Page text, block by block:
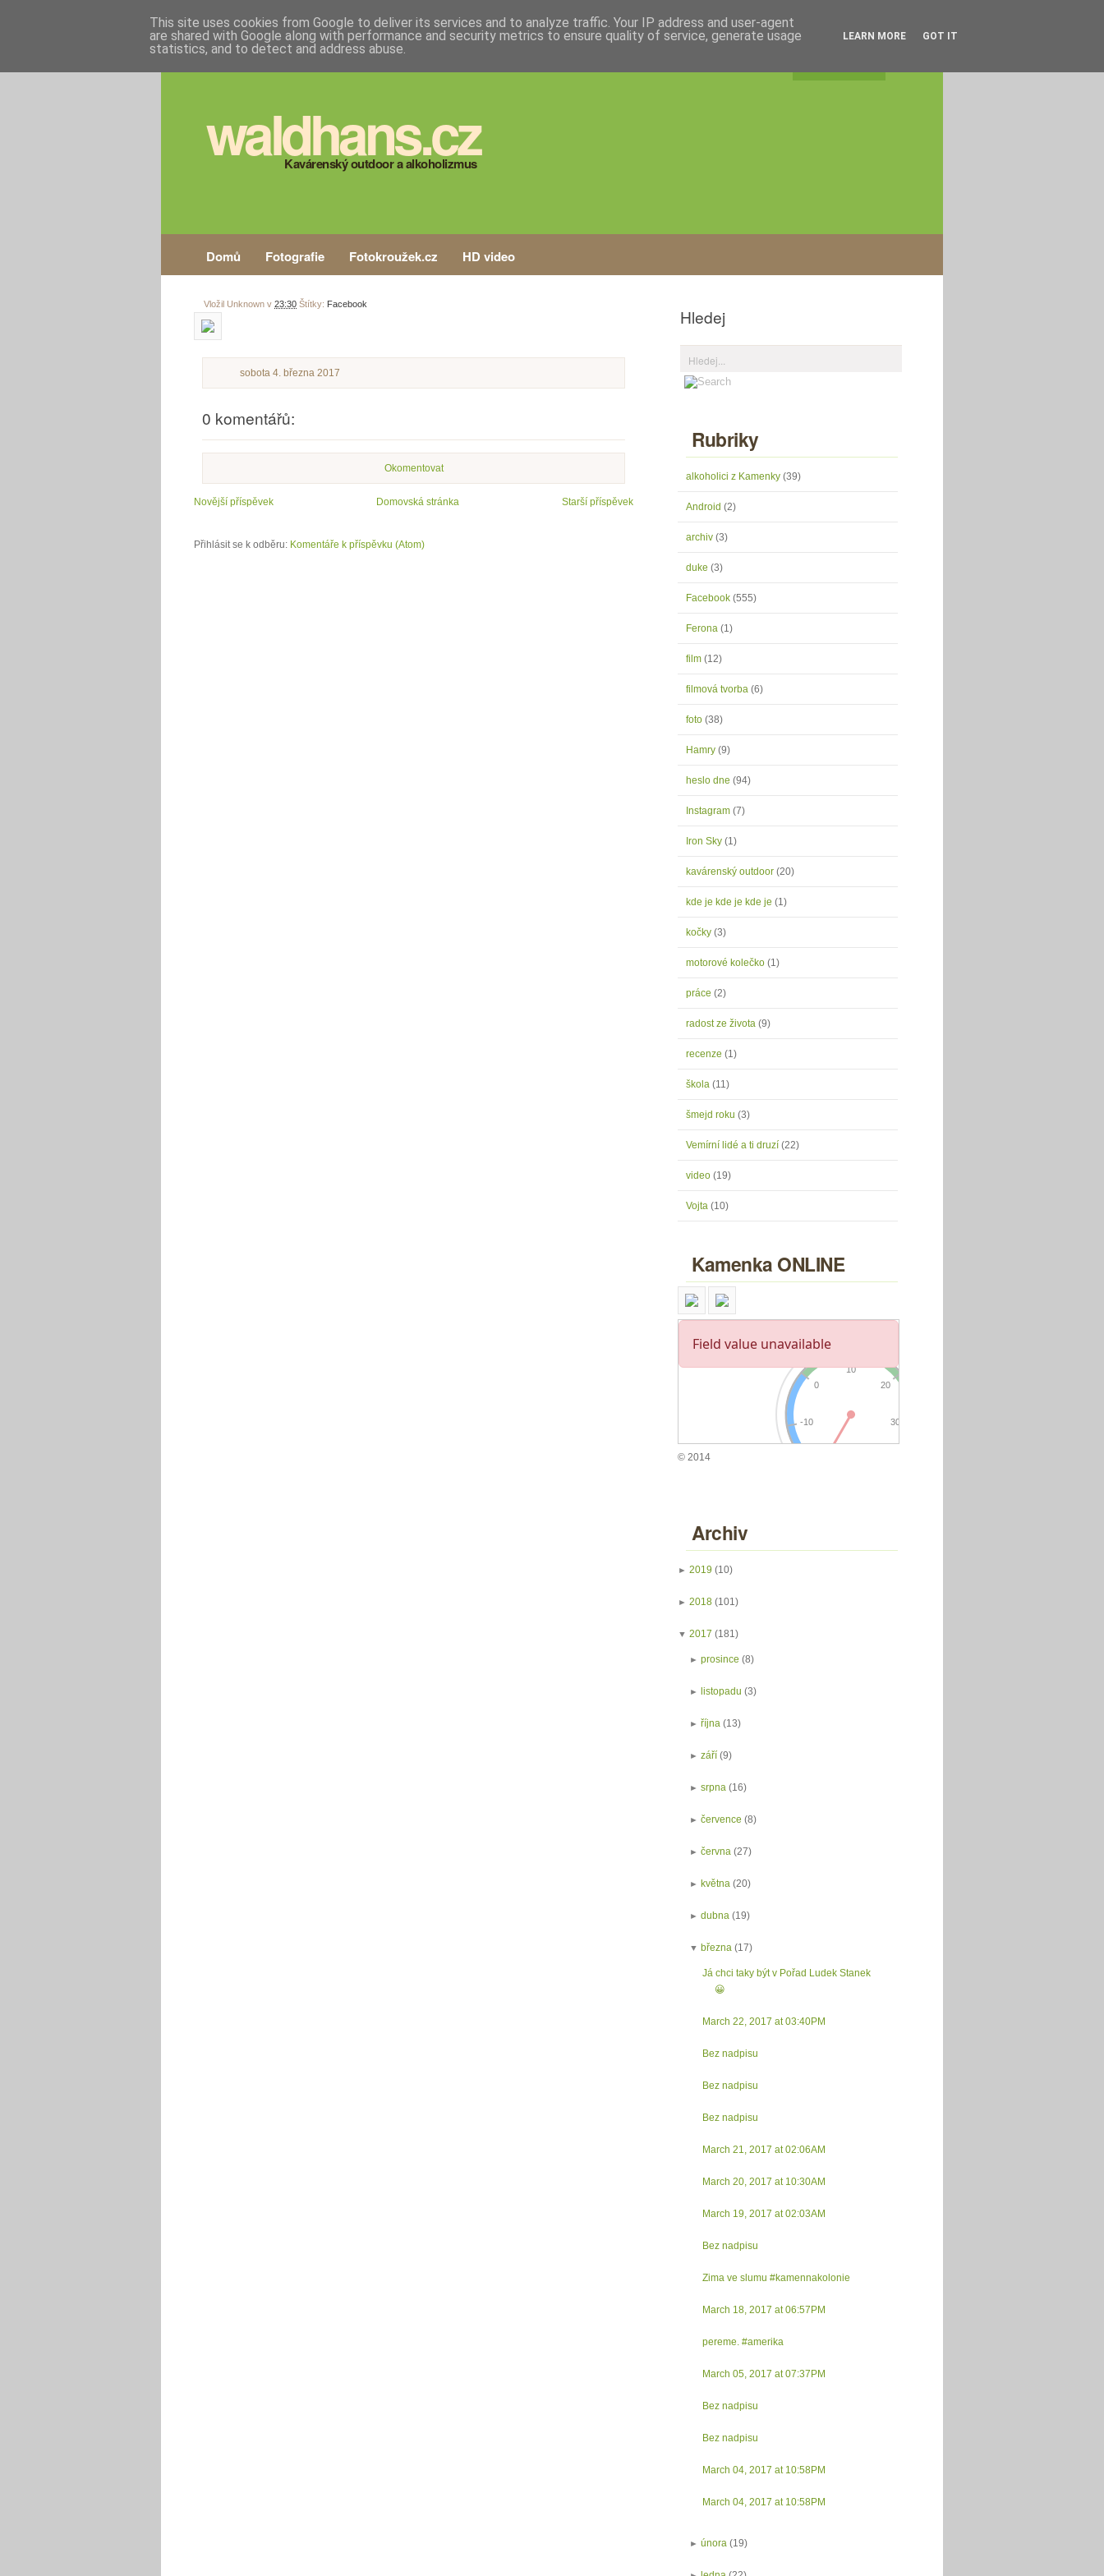
waldhans.cz
Kavárenský outdoor a alkoholizmus
Domů Fotografie Fotokroužek.cz HD video
Vložil Unknown v 23:30 Štítky: Facebook
sobota 4. března 2017
0 komentářů:
Okomentovat
Novější příspěvek Starší příspěvek
Domovská stránka
Přihlásit se k odběru: Komentáře k příspěvku (Atom)
Hledej
Rubriky
alkoholici z Kamenky (39)
Android (2)
archiv (3)
duke (3)
Facebook (555)
Ferona (1)
film (12)
filmová tvorba (6)
foto (38)
Hamry (9)
heslo dne (94)
Instagram (7)
Iron Sky (1)
kavárenský outdoor (20)
kde je kde je kde je (1)
kočky (3)
motorové kolečko (1)
práce (2)
radost ze života (9)
recenze (1)
škola (11)
šmejd roku (3)
Vemírní lidé a ti druzí (22)
video (19)
Vojta (10)
Kamenka ONLINE
© 2014
Archiv
► 2019 (10)
► 2018 (101)
▼ 2017 (181)
►prosince (8)
►listopadu (3)
►října (13)
►září (9)
►srpna (16)
►července (8)
►června (27)
►května (20)
►dubna (19)
▼března (17)
Já chci taky být v Pořad Ludek Stanek
😀
March 22, 2017 at 03:40PM
Bez nadpisu
Bez nadpisu
Bez nadpisu
March 21, 2017 at 02:06AM
March 20, 2017 at 10:30AM
March 19, 2017 at 02:03AM
Bez nadpisu
Zima ve slumu #kamennakolonie
March 18, 2017 at 06:57PM
pereme. #amerika
March 05, 2017 at 07:37PM
Bez nadpisu
Bez nadpisu
March 04, 2017 at 10:58PM
March 04, 2017 at 10:58PM
►února (19)
This site uses cookies from Google to deliver its services and to analyze traffic. Your IP address and user-agent
are shared with Google along with performance and security metrics to ensure quality of service, generate usage
statistics, and to detect and address abuse.
LEARN MORE GOT IT